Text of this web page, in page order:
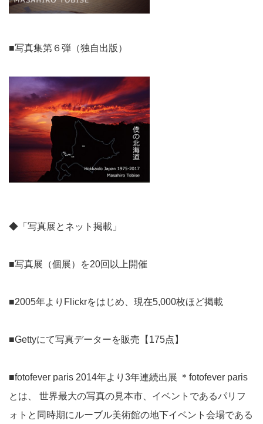
■写真集第６弾（独自出版）
◆「写真展とネット掲載」
■写真展（個展）を20回以上開催
■2005年よりFlickrをはじめ、現在5,000枚ほど掲載
■Gettyにて写真データーを販売【175点】
■fotofever paris 2014年より3年連続出展 ＊fotofever paris
とは、 世界最大の写真の見本市、イベントであるパリフ
ォトと同時期にルーブル美術館の地下イベント会場である